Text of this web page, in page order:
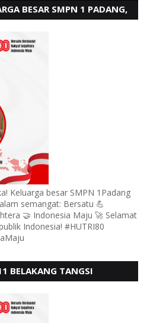
BESAR SMPN 1 PADANG,
Keluarga besar SMPN 1Padang
semangat: Bersatu 💪
🤝 Indonesia Maju 🚀 Selamat
Indonesia! #HUTRI80
BELAKANG TANGSI